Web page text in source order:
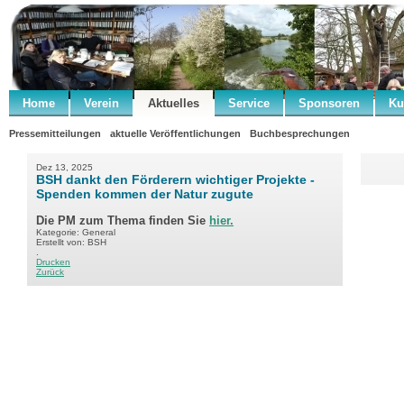
Home Verein Aktuelles Service Sponsoren
Pressemitteilungen aktuelle Veröffentlichungen Buchbesprechungen
Dez 13, 2025
BSH dankt den Förderern wichtiger Projekte -
Spenden kommen der Natur zugute
Die PM zum Thema finden Sie hier.
Kategorie: General
Erstellt von: BSH
Drucken
Zurück